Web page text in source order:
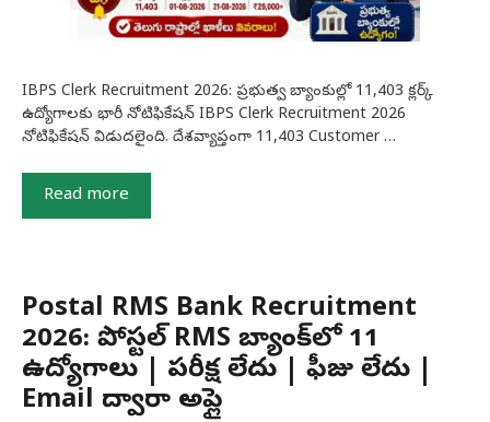
IBPS Clerk Recruitment 2026: ప్రభుత్వ బ్యాంకుల్లో 11,403 క్లర్క్
ఉద్యోగాలకు భారీ నోటిఫికేషన్ IBPS Clerk Recruitment 2026
నోటిఫికేషన్ విడుదలైంది. దేశవ్యాప్తంగా 11,403 Customer …
Read more
Postal RMS Bank Recruitment
2026: పోస్టల్ RMS బ్యాంక్‌లో 11
ఉద్యోగాలు | పరీక్ష లేదు | ఫీజు లేదు |
Email ద్వారా అప్లై